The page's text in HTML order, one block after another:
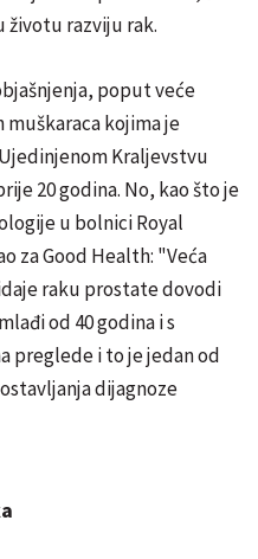
životu razviju rak.
poput veće
kojima je
Kraljevstvu
20 godina. No, kao što je
u bolnici Royal
za Good Health: "Veća
raku prostate dovodi
od 40 godina i s
preglede i to je jedan od
dijagnoze